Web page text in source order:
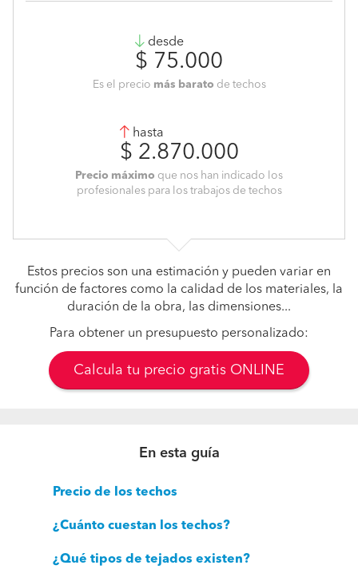
desde
$ 75.000
Es el precio más barato de techos
hasta
$ 2.870.000
Precio máximo que nos han indicado los
profesionales para los trabajos de techos
Estos precios son una estimación y pueden variar en
función de factores como la calidad de los materiales, la
duración de la obra, las dimensiones...
Para obtener un presupuesto personalizado:
Calcula tu precio gratis ONLINE
En esta guía
Precio de los techos
¿Cuánto cuestan los techos?
¿Qué tipos de tejados existen?